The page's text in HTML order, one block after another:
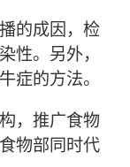
的成因，检
性。另外，
症的方法。
，推广食物
物部同时代